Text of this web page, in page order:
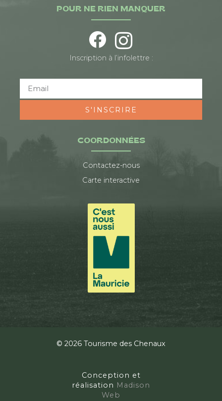
COORDONNÉES
Contactez-nous
Carte interactive
POUR NE RIEN MANQUER
Inscription à l’infolettre :
S'INSCRIRE
© 2026 Tourisme des Chenaux
Conception et
réalisation Madison
Web